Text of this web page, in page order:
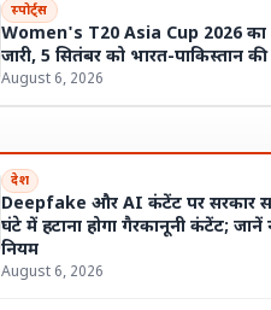
स्पोर्ट्स
Women's T20 Asia Cup 2026
जारी, 5 सितंबर को भारत-पाकिस्तान
August 6, 2026
देश
Deepfake और AI कंटेंट पर सरकार
घंटे में हटाना होगा गैरकानूनी कंटेंट;
नियम
August 6, 2026